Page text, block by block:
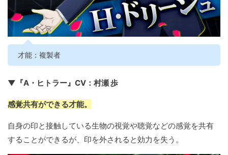
才能：複製者
▼『A・ヒトラー』CV：村瀬 歩
感覚共有ができる才能。
自身の印と接触している生物の視覚や聴覚などの感覚を共有
することができるが、印を外されると効力を失う。